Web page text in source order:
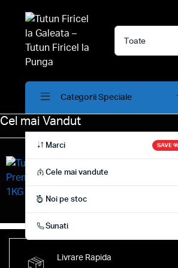
Categorii Speciale
Marci SAVE
Cele mai vandute
Noi pe stoc
Sunati
Cel mai Vandut
Tutun Firicel
–
160.00lei
Livrare Rapida